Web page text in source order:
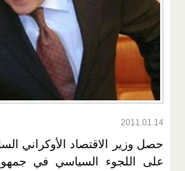
2011.01.14
حصل وزير الاقتصاد الأوكراني
على اللجوء السياسي في